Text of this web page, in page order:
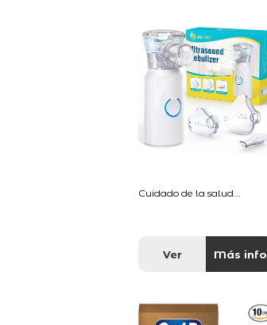
Cuidado de la salud...
Ver Más info